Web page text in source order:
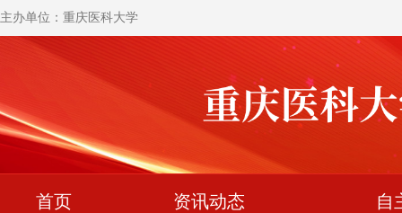
主办单位：重庆医科大学
首页 资讯动态 自